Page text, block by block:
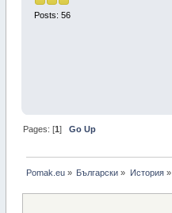
Posts: 56
Pages: [1] Go Up
Pomak.eu» Български » История»